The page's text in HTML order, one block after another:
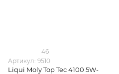
46
Артикул: 9510
Liqui Moly Top Tec 4100 5W-